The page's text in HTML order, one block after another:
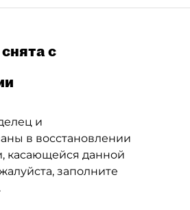
с
и
в восстановлении
касающейся данной
заполните